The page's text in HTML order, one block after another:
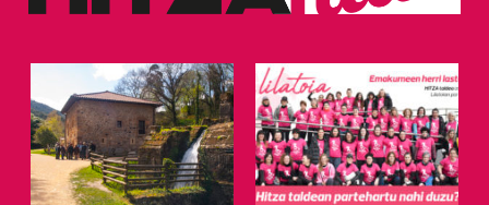
zerbitzuak hobetzeko asmoz, cookie teknologiaz
baliatzen gara. Ohar hau onartuz gero, teknologia hori
erabiltzeko baimen esplizitua ematen diguzu.Gehiago
irakurri